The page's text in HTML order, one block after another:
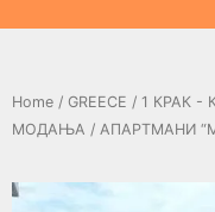
Home / GREECE / 1 КРАК -
МОДАЊА / AПАРТМАНИ